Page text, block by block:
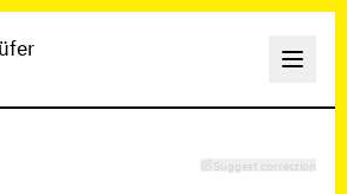
Suggest correction